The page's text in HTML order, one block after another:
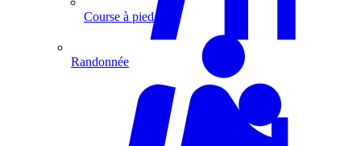
Course à pied
Randonnée